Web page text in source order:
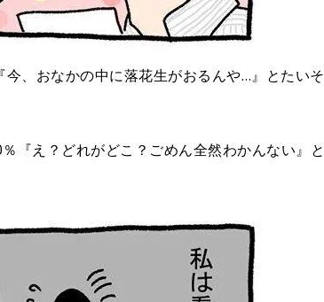
、おなかの中に落花生がおるんや…』とたいそ
『え？どれがどこ？ごめん全然わかんない』と